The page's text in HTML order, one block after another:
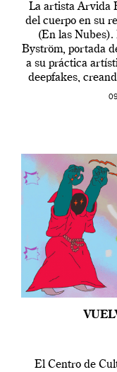
La artista Arvida
del cuerpo en su
(En las
Byström, portada
a su práctica
deepfakes,
El Centro de